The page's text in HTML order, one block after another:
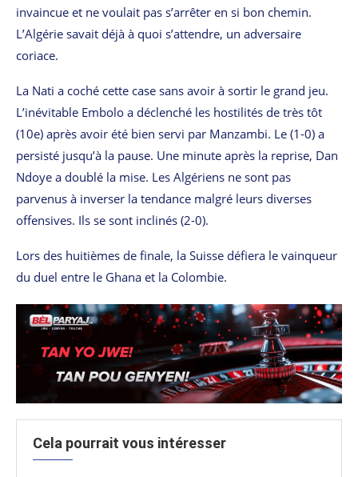
invaincue et ne voulait pas s’arrêter en si bon chemin.
L’Algérie savait déjà à quoi s’attendre, un adversaire
coriace.
La Nati a coché cette case sans avoir à sortir le grand jeu.
L’inévitable Embolo a déclenché les hostilités de très tôt
(10e) après avoir été bien servi par Manzambi. Le (1-0) a
persisté jusqu’à la pause. Une minute après la reprise, Dan
Ndoye a doublé la mise. Les Algériens ne sont pas
parvenus à inverser la tendance malgré leurs diverses
offensives. Ils se sont inclinés (2-0).
Lors des huitièmes de finale, la Suisse défiera le vainqueur
du duel entre le Ghana et la Colombie.
Cela pourrait vous intéresser